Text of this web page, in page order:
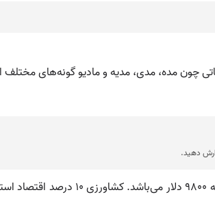
چون مده، مدی، مدیه و مادیو گونه‌های
دهید.
💡 استان ریو نگرو با تولید ارزش ۴/۵